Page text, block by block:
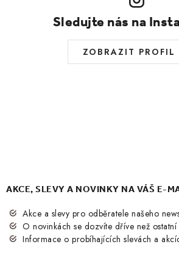
Sledujte nás na
ZOBRAZIT PROFIL
AKCE, SLEVY A NOVINKY NA VÁŠ E-
Akce a slevy pro odběratele našeho
O novinkách se dozvíte dříve než ostatní
Informace o probíhajících slevách a